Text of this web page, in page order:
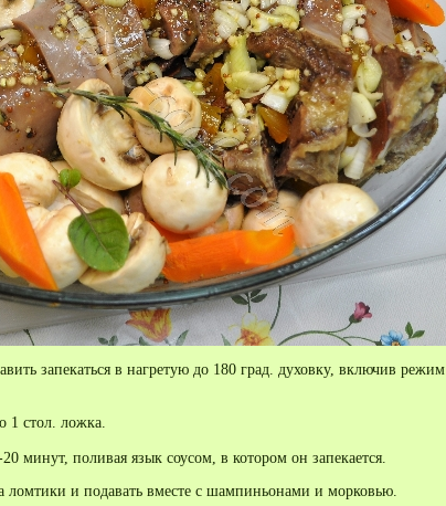
запекаться в нагретую до 180 град. духовку, включив режим
1 стол. ложка.
минут, поливая язык соусом, в котором он запекается.
ломтики и подавать вместе с шампиньонами и морковью.